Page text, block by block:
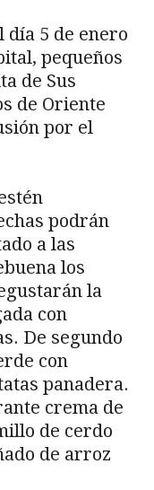
5 de enero
pequeños
de Sus
de Oriente
por el
podrán
a las
los
la
con
De segundo
con
panadera.
crema de
de cerdo
de arroz